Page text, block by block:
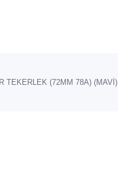
TEKERLEK (72MM 78A) (MAVİ)